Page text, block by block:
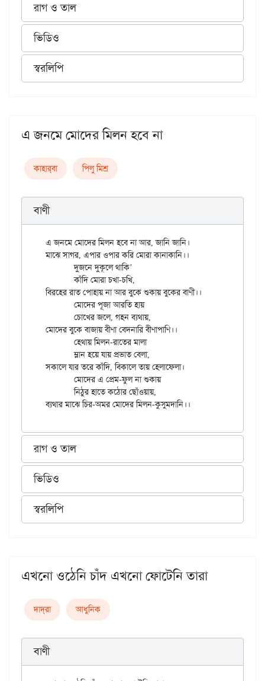
রাগ ও তাল
ভিডিও
স্বরলিপি
এ জনমে মোদের মিলন হবে না
কাহার্‌বা পিলু মিশ্র
বাণী
এ জনমে মোদের মিলন হবে না আর, জানি জানি।
মাঝে সাগর, এপার ওপার করি মোরা কানাকানি।।
	দুজনে দুকূলে থাকি’
	কাঁদি মোরা চখা-চখি,
বিরহের রাত পোহায় না আর বুকে শুকায় বুকের বাণী।।
মোদের বুকে বাজায় বীণা বেদনারি বীণাপাণি।।
	ম্লান হয়ে যায় প্রভাত বেলা,
সকালে যার তরে কাঁদি, বিকালে তায় হেলাফেলা।
	নিঠুর হাতে কঠোর ছোঁওয়ায়,
রাগ ও তাল
ভিডিও
স্বরলিপি
এখনো ওঠেনি চাঁদ এখনো ফোটেনি তারা
দাদ্‌রা আধুনিক
বাণী